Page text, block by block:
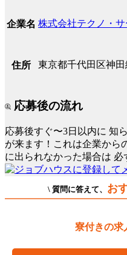
企業名 株式会社テクノ・サ
住所 東京都千代田区神
応募後の流れ
応募後すぐ〜3日以内に 知
が来ます！これは企業から
に出られなかった場合は 必
\ 質問に答えて、 お
寮付きの求